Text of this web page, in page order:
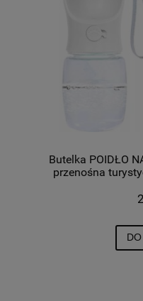
Butelka POIDŁO
przenośna